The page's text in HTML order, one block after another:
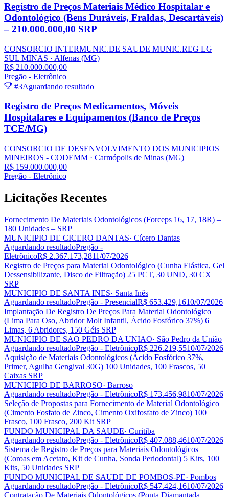
Registro de Preços Materiais Médico Hospitalar e
Odontológico (Bens Duráveis, Fraldas, Descartáveis)
– 210.000.000,00 SRP
CONSORCIO INTERMUNIC.DE SAUDE MUNIC.REG LG
SUL MINAS · Alfenas (MG)
R$ 210.000.000,00
Pregão - Eletrônico
#3Aguardando resultado
Registro de Preços Medicamentos, Móveis
Hospitalares e Equipamentos (Banco de Preços
TCE/MG)
CONSORCIO DE DESENVOLVIMENTO DOS MUNICIPIOS
MINEIROS - CODEMM · Carmópolis de Minas (MG)
R$ 159.000.000,00
Pregão - Eletrônico
Licitações Recentes
Fornecimento De Materiais Odontológicos (Forceps 16, 17, 18R) –
180 Unidades – SRP
MUNICIPIO DE CICERO DANTAS· Cícero Dantas
Aguardando resultadoPregão -
EletrônicoR$ 2.367.173,2811/07/2026
Registro de Preços para Material Odontológico (Cunha Elástica, Gel
Dessensibilizante, Disco de Filtração) 25 PCT, 30 UND, 30 CX
SRP
MUNICIPIO DE SANTA INES· Santa Inês
Aguardando resultadoPregão - PresencialR$ 653.429,1610/07/2026
Implantação De Registro De Preços Para Material Odontológico
(Lima Para Oso, Abridor Molt Infantil, Ácido Fosfórico 37%) 6
Limas, 6 Abridores, 150 Géis SRP
MUNICIPIO DE SAO PEDRO DA UNIAO· São Pedro da União
Aguardando resultadoPregão - EletrônicoR$ 226.219,5510/07/2026
Aquisição de Materiais Odontológicos (Ácido Fosfórico 37%,
Primer, Agulha Gengival 30G) 100 Unidades, 100 Frascos, 50
Caixas SRP
MUNICIPIO DE BARROSO· Barroso
Aguardando resultadoPregão - EletrônicoR$ 173.456,9810/07/2026
Seleção de Propostas para Fornecimento de Material Odontológico
(Cimento Fosfato de Zinco, Cimento Oxifosfato de Zinco) 100
Frasco, 100 Frasco, 200 Kit SRP
FUNDO MUNICIPAL DA SAUDE· Curitiba
Aguardando resultadoPregão - EletrônicoR$ 407.088,4610/07/2026
Sistema de Registro de Preços para Materiais Odontológicos
(Coroas em Acetato, Kit de Cunha, Sonda Periodontal) 5 Kits, 100
Kits, 50 Unidades SRP
FUNDO MUNICIPAL DE SAUDE DE POMBOS-PE· Pombos
Aguardando resultadoPregão - EletrônicoR$ 547.424,1610/07/2026
Contratação De Materiais Odontológicos (Ponta Diamantada